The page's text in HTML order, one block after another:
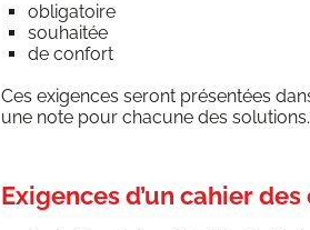
obli­ga­toire
sou­hai­tée
de confort
Ces exi­gences seront pré­sen­tées
une note pour cha­cune des solutions.
Exigences d’un cahier